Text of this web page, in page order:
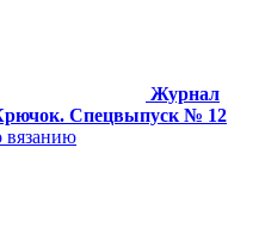
Журнал
Спецвыпуск № 12
вязанию